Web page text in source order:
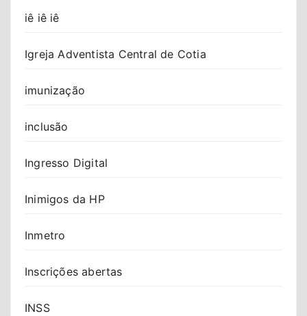
iê iê iê
Igreja Adventista Central de Cotia
imunização
inclusão
Ingresso Digital
Inimigos da HP
Inmetro
Inscrições abertas
INSS